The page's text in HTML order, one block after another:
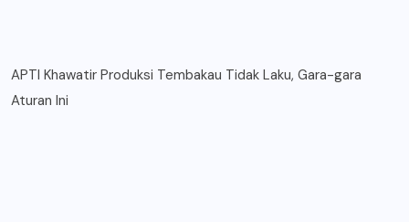
APTI Khawatir Produksi Tembakau Tidak Laku, Gara-gara
Aturan Ini